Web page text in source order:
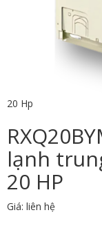
20 Hp
lạnh
20 HP
Giá: liên hệ